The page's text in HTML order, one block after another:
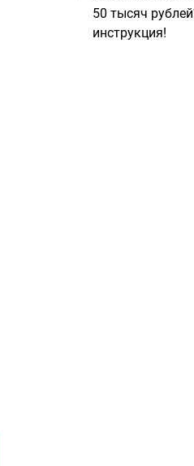
50 тысяч
инструкция!